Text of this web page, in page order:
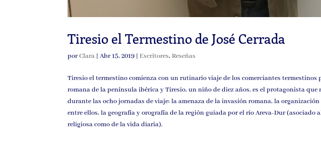
Tiresio el Termestino de José Cerrada
porClara |Abr 15, 2019 |Escritores,Reseñas
Tiresio el termestino comienza con un rutinario viaje de los comerciantes
romana de la península ibérica y Tiresio, un niño de diez años, es el protagonista
durante las ocho jornadas de viaje: la amenaza de la invasión romana, la
entre ellos, la geografía y orografía de la región guiada por el río Areva-Dur
religiosa como de la vida diaria).